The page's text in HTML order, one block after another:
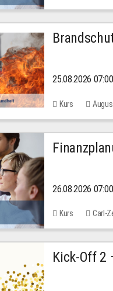
25.08.2026
Kurs
26.08.2026
Kurs Carl-
Kick-Off 2